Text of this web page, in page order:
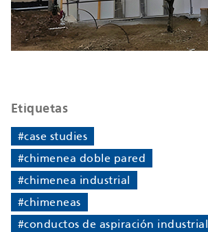
Etiquetas
#case studies
#chimenea doble pared
#chimenea industrial
#chimeneas
#conductos de aspiración industrial